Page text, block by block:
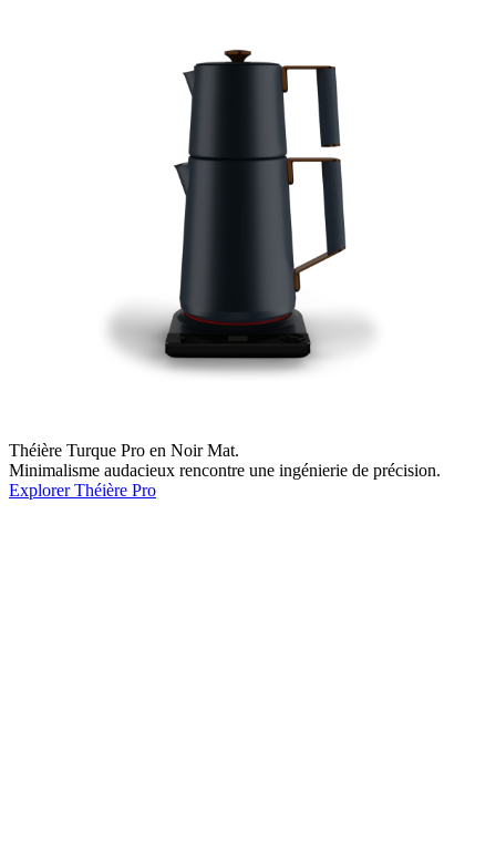
Théière Turque Pro en Noir Mat.
Minimalisme audacieux rencontre une ingénierie de précision.
Explorer Théière Pro